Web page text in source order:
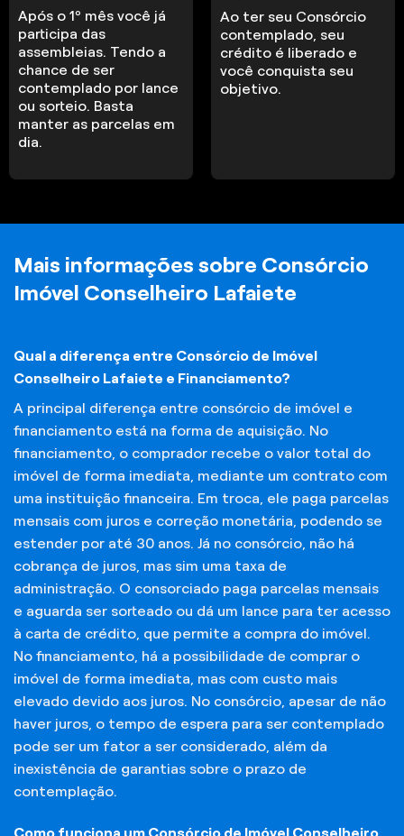
Após o 1º mês você já
participa das
assembleias. Tendo a
chance de ser
contemplado por lance
ou sorteio. Basta
manter as parcelas em
dia.
Ao ter seu Consórcio
contemplado, seu
crédito é liberado e
você conquista seu
objetivo.
Mais informações sobre Consórcio
Imóvel Conselheiro Lafaiete
Qual a diferença entre Consórcio de Imóvel
Conselheiro Lafaiete e Financiamento?
A principal diferença entre consórcio de imóvel e
financiamento está na forma de aquisição. No
financiamento, o comprador recebe o valor total do
imóvel de forma imediata, mediante um contrato com
uma instituição financeira. Em troca, ele paga parcelas
mensais com juros e correção monetária, podendo se
estender por até 30 anos. Já no consórcio, não há
cobrança de juros, mas sim uma taxa de
administração. O consorciado paga parcelas mensais
e aguarda ser sorteado ou dá um lance para ter acesso
à carta de crédito, que permite a compra do imóvel.
No financiamento, há a possibilidade de comprar o
imóvel de forma imediata, mas com custo mais
elevado devido aos juros. No consórcio, apesar de não
haver juros, o tempo de espera para ser contemplado
pode ser um fator a ser considerado, além da
inexistência de garantias sobre o prazo de
contemplação.